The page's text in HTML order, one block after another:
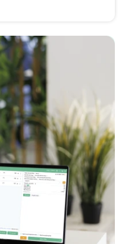
sót, mất lòng khách?
không biết tồn – hết
báo cáo quá phức
doanh theo thông